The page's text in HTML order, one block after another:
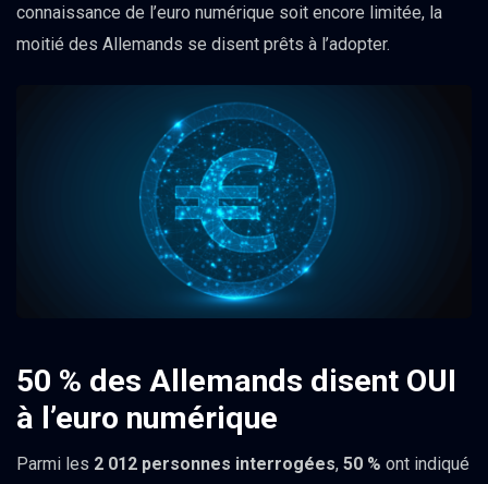
connaissance de l’euro numérique soit encore limitée, la
moitié des Allemands se disent prêts à l’adopter.
50 % des Allemands disent OUI
à l’euro numérique
Parmi les 2 012 personnes interrogées, 50 % ont indiqué